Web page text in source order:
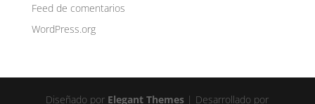
Feed de comentarios
WordPress.org
Diseñado por Elegant Themes | Desarrollado por